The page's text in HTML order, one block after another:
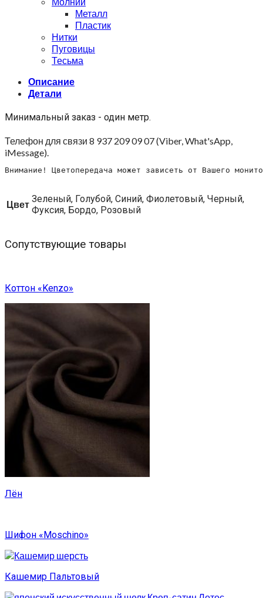
Металл
Пластик
Нитки
Пуговицы
Тесьма
Описание
Детали
Минимальный заказ - один метр.
Телефон для связи 8 937 209 09 07 (Viber, What'sApp,
iMessage).
Внимание! Цветопередача может зависеть от Вашего
Цвет Зеленый, Голубой, Синий, Фиолетовый, Черный,
Фуксия, Бордо, Розовый
Сопутствующие товары
Коттон «Kenzo»
Лён
Шифон «Moschino»
Кашемир Пальтовый